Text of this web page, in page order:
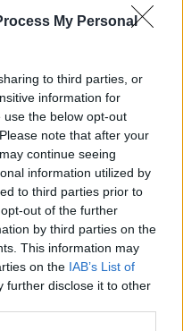
My Personal
to third parties, or
information for
the below opt-out
note that after your
continue seeing
information utilized by
to third parties prior to
out of the further
by third parties on the
This information may
on the IAB’s List of
further disclose it to other